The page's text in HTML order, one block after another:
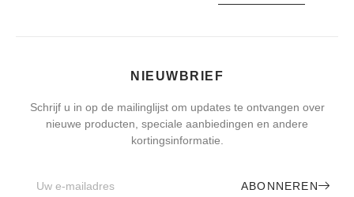
NIEUWBRIEF
Schrijf u in op de mailinglijst om updates te ontvangen over
nieuwe producten, speciale aanbiedingen en andere
kortingsinformatie.
ABONNEREN